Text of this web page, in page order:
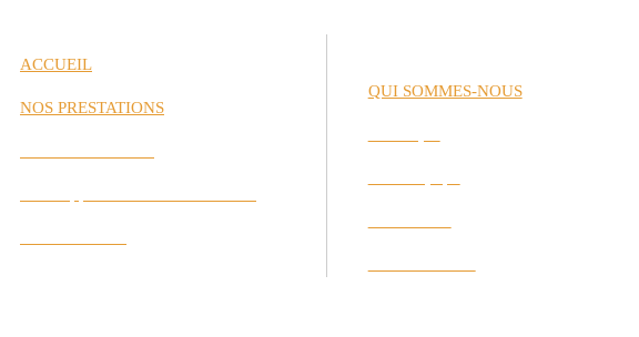
ACCUEIL
NOS PRESTATIONS
QUI SOMMES-NOUS